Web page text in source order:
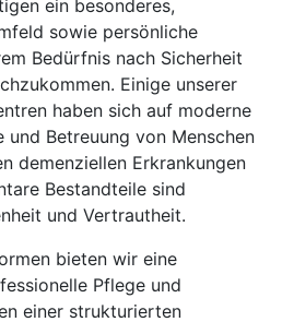
ein besonderes,
sowie persönliche
Bedürfnis nach Sicherheit
Einige unserer
haben sich auf moderne
und Betreuung von Menschen
demenziellen Erkrankungen
Bestandteile sind
und Vertrautheit.
bieten wir eine
Pflege und
einer strukturierten